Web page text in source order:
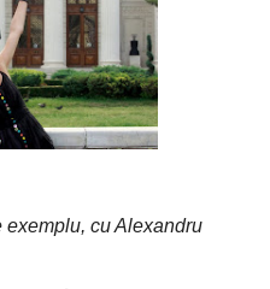
cu Alexandru